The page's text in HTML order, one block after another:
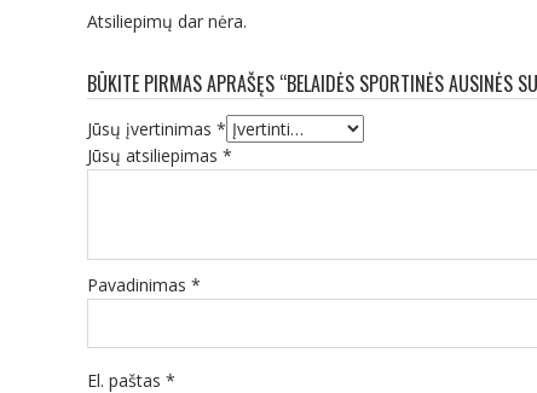
Atsiliepimų dar nėra.
BŪKITE PIRMAS APRAŠĘS “BELAIDĖS SPORTINĖS AUSINĖS
Jūsų įvertinimas *
Jūsų atsiliepimas *
Pavadinimas *
El. paštas *